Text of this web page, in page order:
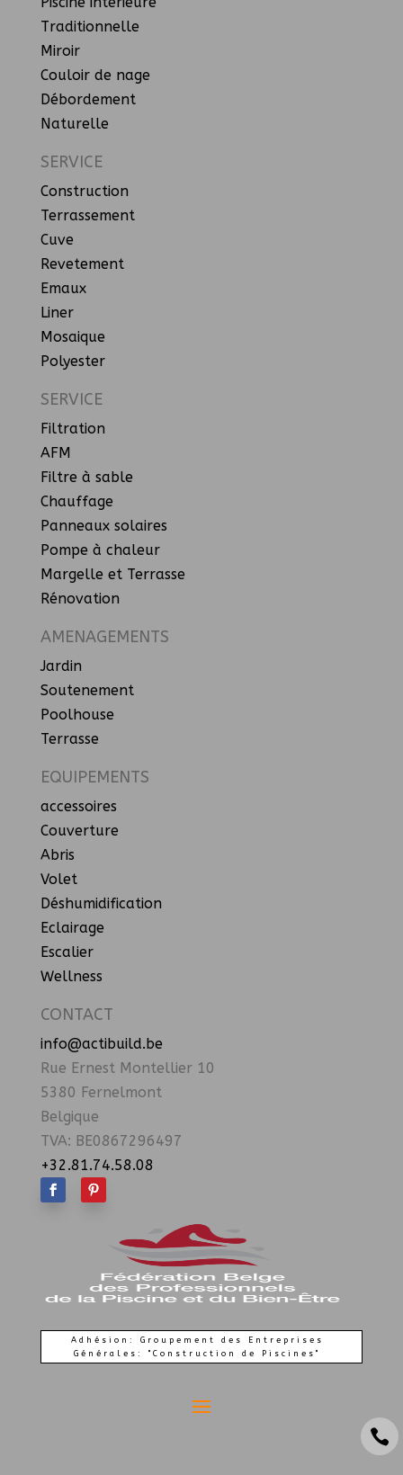
Traditionnelle
Miroir
Couloir de nage
Débordement
Naturelle
SERVICE
Construction
Terrassement
Cuve
Revetement
Emaux
Liner
Mosaique
Polyester
SERVICE
Filtration
AFM
Filtre à sable
Chauffage
Panneaux solaires
Pompe à chaleur
Margelle et Terrasse
Rénovation
AMENAGEMENTS
Jardin
Soutenement
Poolhouse
Terrasse
EQUIPEMENTS
accessoires
Couverture
Abris
Volet
Déshumidification
Eclairage
Escalier
Wellness
CONTACT
info@actibuild.be
Rue Ernest Montellier 10
5380 Fernelmont
Belgique
TVA: BE0867296497
+32.81.74.58.08

Adhésion: Groupement des Entreprises
Générales: "Construction de Piscines"